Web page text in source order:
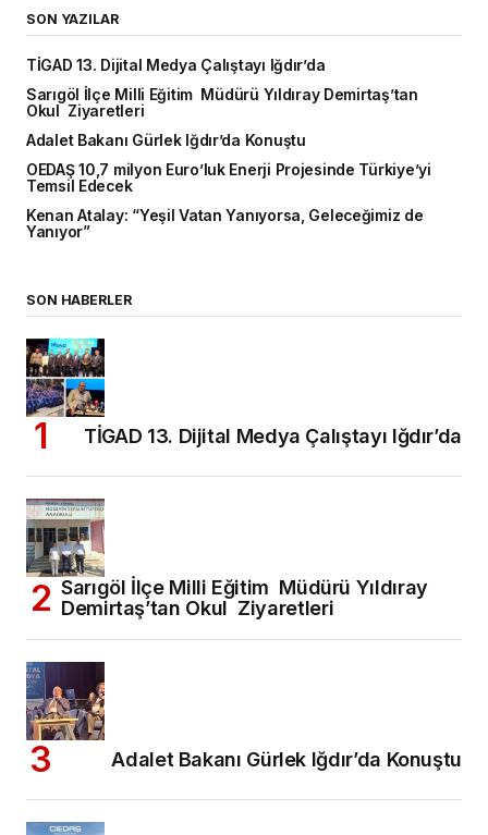
SON YAZILAR
TİGAD 13. Dijital Medya Çalıştayı Iğdır’da
Sarıgöl İlçe Milli Eğitim Müdürü Yıldıray Demirtaş’tan
Okul Ziyaretleri
Adalet Bakanı Gürlek Iğdır’da Konuştu
OEDAŞ 10,7 milyon Euro’luk Enerji Projesinde Türkiye’yi
Temsil Edecek
Kenan Atalay: “Yeşil Vatan Yanıyorsa, Geleceğimiz de
Yanıyor”
SON HABERLER
TİGAD 13. Dijital Medya Çalıştayı Iğdır’da
Sarıgöl İlçe Milli Eğitim Müdürü Yıldıray
Demirtaş’tan Okul Ziyaretleri
Adalet Bakanı Gürlek Iğdır’da Konuştu